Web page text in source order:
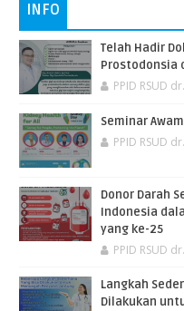
INFO
Telah Hadir
Prostodonsia
PPID RSUD
Seminar
PPID RSUD
Donor Darah
Indonesia
yang ke-25
PPID RSUD
Langkah
Dilakukan